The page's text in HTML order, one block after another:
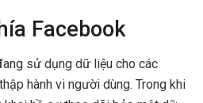
Facebook
sử dụng dữ liệu cho các
hành vi người dùng. Trong khi